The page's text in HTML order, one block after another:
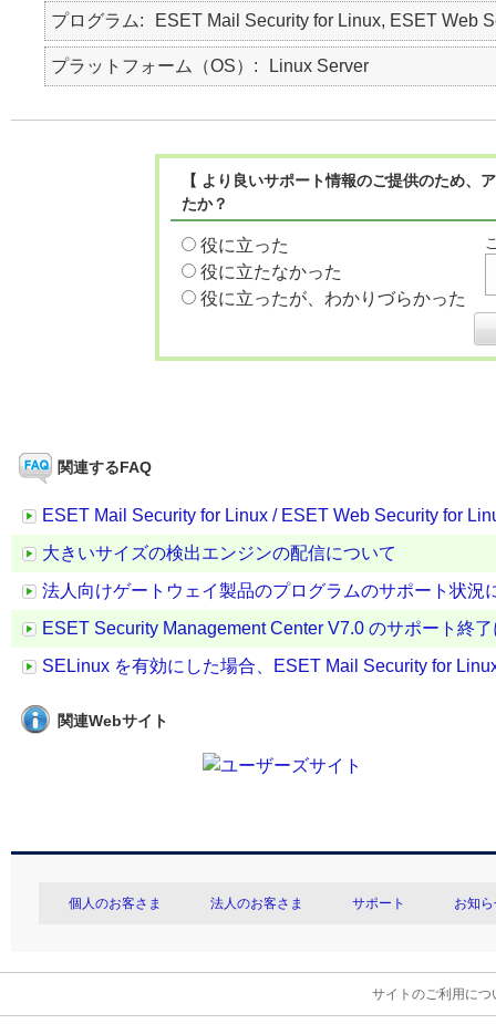
プログラム ESET Mail Security for Linux, ESET Web
プラットフォーム（OS） Linux Server
【 より良いサポート情報のご提供のため
たか？
役に立った
役に立たなかった
役に立ったが、わかりづらかった
関連するFAQ
ESET Mail Security for Linux / ESET Web Security for
大きいサイズの検出エンジンの配信について
法人向けゲートウェイ製品のプログラムのサポート状況
ESET Security Management Center V7.0 のサポート終
SELinux を有効にした場合、ESET Mail Security for
関連Webサイト
個人のお客さま 法人のお客さま サポート お知
サイトのご利用につ